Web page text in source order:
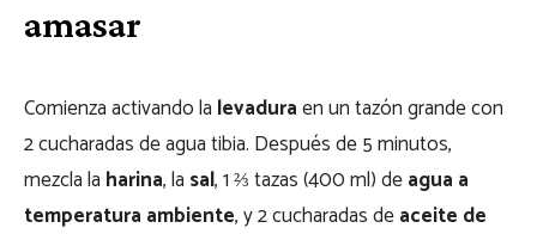
amasar
Comienza activando la levaduraen un tazón grande con
2 cucharadas de agua tibia. Después de 5 minutos,
mezcla la harina, la sal, 1 ⅔ tazas (400 ml) deagua a
temperatura ambiente, y 2 cucharadas deaceite de